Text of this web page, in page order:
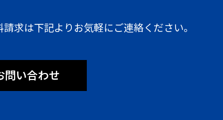
求は下記よりお気軽にご連絡ください。
問い合わせ